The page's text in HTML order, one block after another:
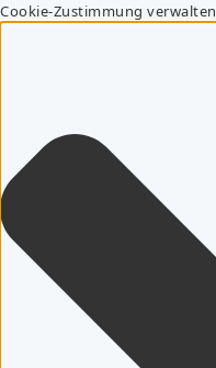
Cookie-Zustimmung verwalten